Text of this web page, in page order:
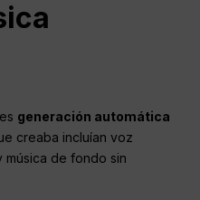
generación automática
creaba incluían voz
música de fondo sin